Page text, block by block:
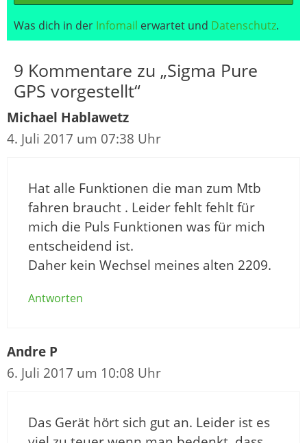
Was dich in der Infomail erwartet und Datenschutz.
9 Kommentare zu „Sigma Pure
GPS vorgestellt“
Michael Hablawetz
4. Juli 2017 um 07:38 Uhr
Hat alle Funktionen die man zum Mtb
fahren braucht . Leider fehlt fehlt für
mich die Puls Funktionen was für mich
entscheidend ist.
Daher kein Wechsel meines alten 2209.
Antworten
Andre P
6. Juli 2017 um 10:08 Uhr
Das Gerät hört sich gut an. Leider ist es